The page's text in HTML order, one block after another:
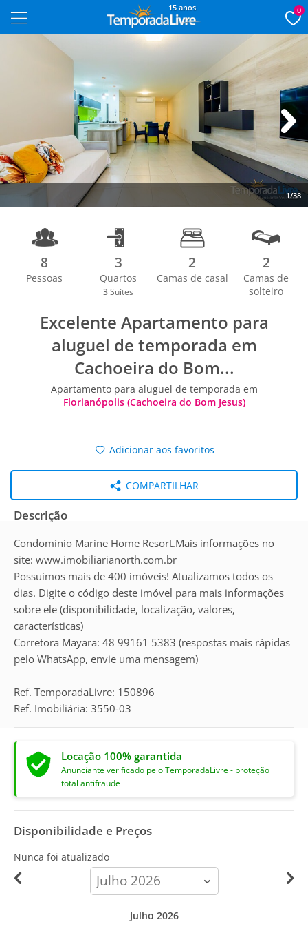
15 anos 0
1/38
Next
8
Pessoas
3
Quartos
3 Suítes
2
Camas de casal
2
Camas de
solteiro
Excelente Apartamento para
aluguel de temporada em
Cachoeira do Bom...
Apartamento para aluguel de temporada em
Florianópolis (Cachoeira do Bom Jesus)
Adicionar aos favoritos
COMPARTILHAR
Descrição
Condomínio Marine Home Resort.Mais informações no
site: www.imobiliarianorth.com.br
Possuímos mais de 400 imóveis! Atualizamos todos os
dias. Digite o código deste imóvel para mais informações
sobre ele (disponibilidade, localização, valores,
características)
Corretora Mayara: 48 99161 5383 (respostas mais rápidas
pelo WhatsApp, envie uma mensagem)
Ref. TemporadaLivre: 150896
Ref. Imobiliária: 3550-03
Locação 100% garantida
Anunciante verificado pelo TemporadaLivre - proteção
total antifraude
Disponibilidade e Preços
Nunca foi atualizado
calendar-
month
Julho 2026